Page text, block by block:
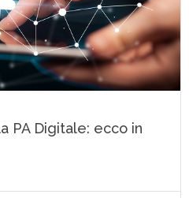
PA Digitale: ecco in